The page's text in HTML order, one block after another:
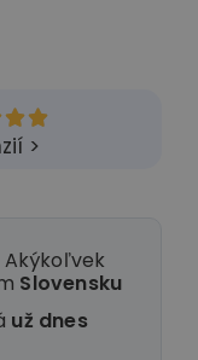

>
Akýkoľvek
Slovensku
už dnes